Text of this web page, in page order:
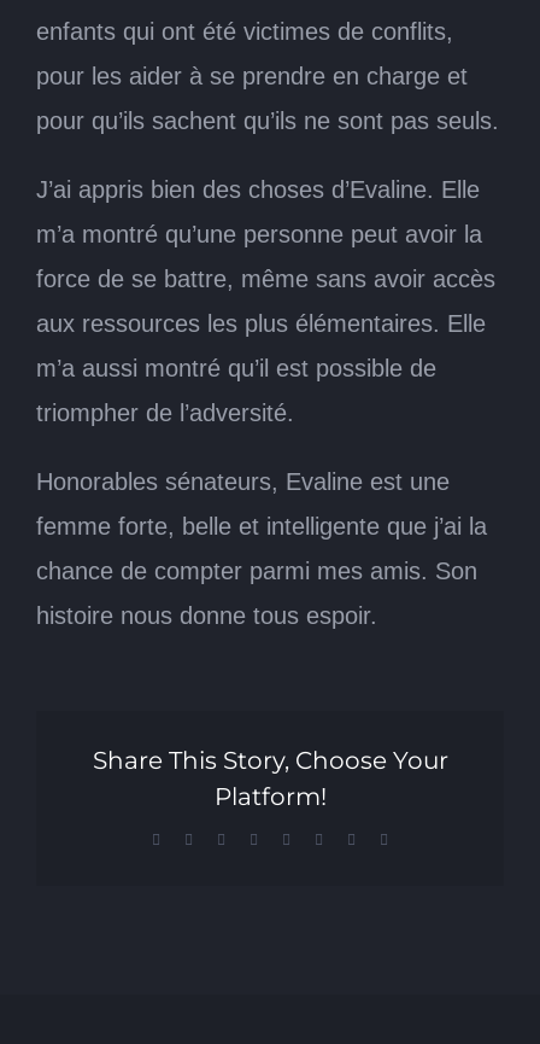
enfants qui ont été victimes de conflits,
pour les aider à se prendre en charge et
pour qu’ils sachent qu’ils ne sont pas seuls.
J’ai appris bien des choses d’Evaline. Elle
m’a montré qu’une personne peut avoir la
force de se battre, même sans avoir accès
aux ressources les plus élémentaires. Elle
m’a aussi montré qu’il est possible de
triompher de l’adversité.
Honorables sénateurs, Evaline est une
femme forte, belle et intelligente que j’ai la
chance de compter parmi mes amis. Son
histoire nous donne tous espoir.
Share This Story, Choose Your
Platform!
Facebook Reddit LinkedInTumblr Pinterest